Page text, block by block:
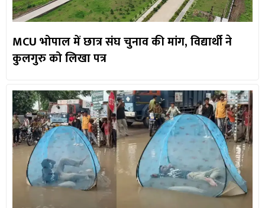
MCU भोपाल में छात्र संघ चुनाव की मांग, विद्यार्थी ने
कुलगुरु को लिखा पत्र